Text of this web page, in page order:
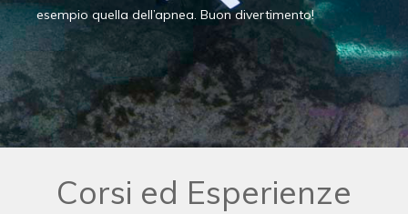
esempio quella dell’apnea. Buon divertimento!
Corsi ed Esperienze